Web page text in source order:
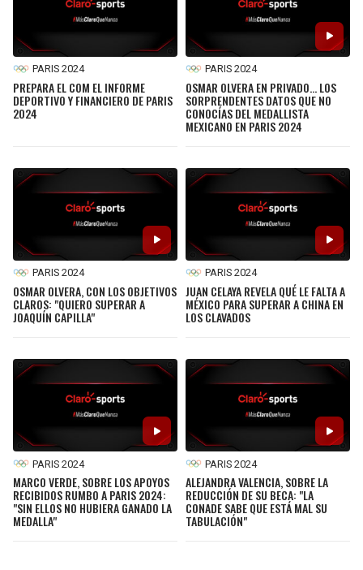
PARIS 2024
PREPARA EL COM EL INFORME
DEPORTIVO Y FINANCIERO DE PARIS
2024
PARIS 2024
OSMAR OLVERA EN PRIVADO... LOS
SORPRENDENTES DATOS QUE NO
CONOCÍAS DEL MEDALLISTA
MEXICANO EN PARIS 2024
PARIS 2024
OSMAR OLVERA, CON LOS OBJETIVOS
CLAROS: "QUIERO SUPERAR A
JOAQUÍN CAPILLA"
PARIS 2024
JUAN CELAYA REVELA QUÉ LE FALTA A
MÉXICO PARA SUPERAR A CHINA EN
LOS CLAVADOS
PARIS 2024
MARCO VERDE, SOBRE LOS APOYOS
RECIBIDOS RUMBO A PARIS 2024:
"SIN ELLOS NO HUBIERA GANADO LA
MEDALLA"
PARIS 2024
ALEJANDRA VALENCIA, SOBRE LA
REDUCCIÓN DE SU BECA: "LA
CONADE SABE QUE ESTÁ MAL SU
TABULACIÓN"